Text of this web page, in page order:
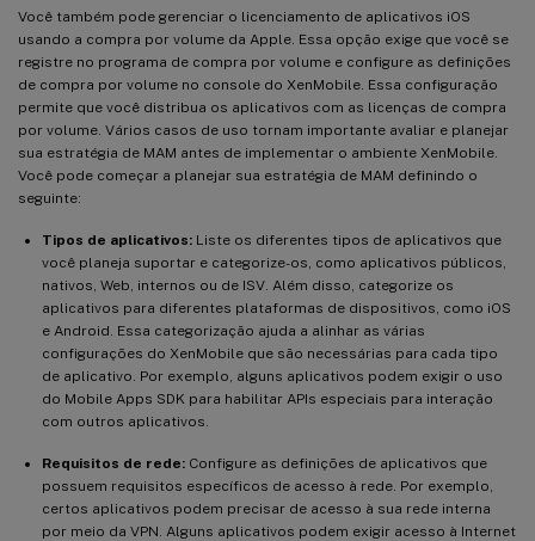
Você também pode gerenciar o licenciamento de aplicativos iOS
usando a compra por volume da Apple. Essa opção exige que você se
registre no programa de compra por volume e configure as definições
de compra por volume no console do XenMobile. Essa configuração
permite que você distribua os aplicativos com as licenças de compra
por volume. Vários casos de uso tornam importante avaliar e planejar
sua estratégia de MAM antes de implementar o ambiente XenMobile.
Você pode começar a planejar sua estratégia de MAM definindo o
seguinte:
Tipos de aplicativos: Liste os diferentes tipos de aplicativos que
você planeja suportar e categorize-os, como aplicativos públicos,
nativos, Web, internos ou de ISV. Além disso, categorize os
aplicativos para diferentes plataformas de dispositivos, como iOS
e Android. Essa categorização ajuda a alinhar as várias
configurações do XenMobile que são necessárias para cada tipo
de aplicativo. Por exemplo, alguns aplicativos podem exigir o uso
do Mobile Apps SDK para habilitar APIs especiais para interação
com outros aplicativos.
Requisitos de rede: Configure as definições de aplicativos que
possuem requisitos específicos de acesso à rede. Por exemplo,
certos aplicativos podem precisar de acesso à sua rede interna
por meio da VPN. Alguns aplicativos podem exigir acesso à Internet